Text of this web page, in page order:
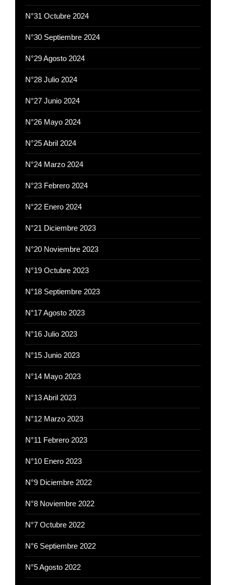
N°31 Octubre 2024
N°30 Septiembre 2024
N°29 Agosto 2024
N°28 Julio 2024
N°27 Junio 2024
N°26 Mayo 2024
N°25 Abril 2024
N°24 Marzo 2024
N°23 Febrero 2024
N°22 Enero 2024
N°21 Diciembre 2023
N°20 Noviembre 2023
N°19 Octubre 2023
N°18 Septiembre 2023
N°17 Agosto 2023
N°16 Julio 2023
N°15 Junio 2023
N°14 Mayo 2023
N°13 Abril 2023
N°12 Marzo 2023
N°11 Febrero 2023
N°10 Enero 2023
N°9 Diciembre 2022
N°8 Noviembre 2022
N°7 Octubre 2022
N°6 Septiembre 2022
N°5 Agosto 2022